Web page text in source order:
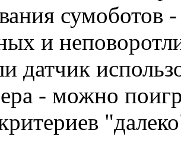
сумоботов
и
датчик
- можно